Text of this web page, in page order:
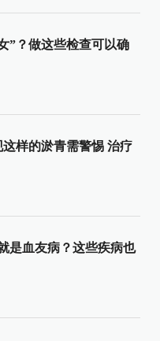
”？做这些检查可以确
这样的淤青需警惕 治疗
是血友病？这些疾病也